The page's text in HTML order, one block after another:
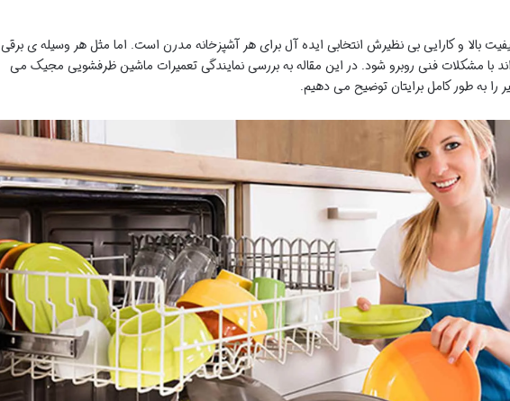
بالا و کارایی بی نظیرش انتخابی ایده آل برای هر آشپزخانه مدرن است. اما مثل هر وسیله ی برقی
با مشکلات فنی روبرو شود. در این مقاله به بررسی نمایندگی تعمیرات ماشین ظرفشویی مجیک می
را به طور کامل برایتان توضیح می دهیم.